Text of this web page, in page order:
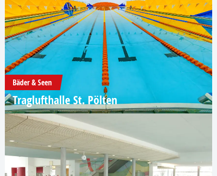
Bäder & Seen
Traglufthalle St. Pölten